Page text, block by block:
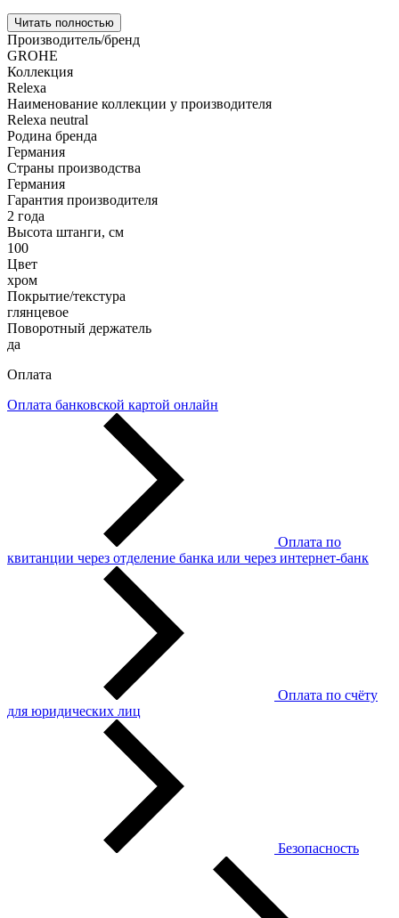
Читать полностью
Производитель/бренд
GROHE
Коллекция
Relexa
Наименование коллекции у производителя
Relexa neutral
Родина бренда
Германия
Страны производства
Германия
Гарантия производителя
2 года
Высота штанги, см
100
Цвет
хром
Покрытие/текстура
глянцевое
Поворотный держатель
да
Оплата
Оплата банковской картой онлайн
Оплата по
квитанции через отделение банка или через интернет-банк
Оплата по счёту
для юридических лиц
Безопасность